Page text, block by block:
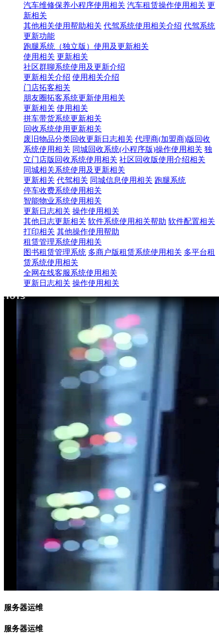
汽车维修保养小程序使用相关 汽车租赁操作使用相关 更
新相关
其他相关使用帮助相关 代驾系统使用相关介绍 代驾系统
更新功能
跑腿系统（独立版）使用及更新相关
使用相关 更新相关
社区群聊系统使用及更新介绍
更新相关介绍 使用相关介绍
门店拓客相关
朋友圈拓客系统更新使用相关
更新相关 使用相关
拼车带货系统更新相关
回收系统使用更新相关
废旧物品分类回收更新日志相关 代理商(加盟商)版回收
系统使用相关 同城回收系统(小程序版)操作使用相关 独
立门店版回收系统使用相关 社区回收版使用介绍相关
同城相关系统使用及更新相关
更新相关 代驾相关 同城信息使用相关 跑腿系统
停车收费系统使用相关
智能物业系统使用相关
更新日志相关 操作使用相关
其他日志更新相关 软件系统使用相关帮助 软件配置相关
打印相关 其他操作使用帮助
租赁管理系统使用相关
图书租赁管理系统 多商户版租赁系统使用相关 多平台租
赁系统使用相关
全网在线客服系统使用相关
更新日志相关 操作使用相关
服务器运维
服务器运维